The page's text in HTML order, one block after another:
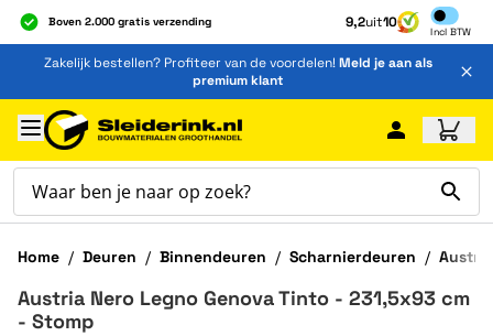
Boven 2.000 gratis verzending
Al 40 jaar dé specialist
Alles onder één dak
9,2uit10
Incl BTW
Inclusief
Ga naar de inhoud
Zakelijk bestellen? Profiteer van de voordelen!Meld je aan als
premium klant
Ga naar hoofdinhoud
Home / Deuren / Binnendeuren / Scharnierdeuren /
Austria Nero Legno Genova Tinto - 231,5x93 cm
- Stomp